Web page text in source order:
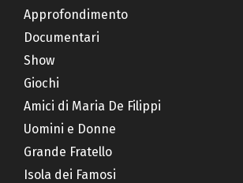
Approfondimento
Documentari
Show
Giochi
Amici di Maria De Filippi
Uomini e Donne
Grande Fratello
Isola dei Famosi